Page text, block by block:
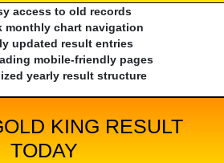
access to old records
monthly chart navigation
updated result entries
mobile-friendly pages
yearly result structure
KING RESULT
TODAY